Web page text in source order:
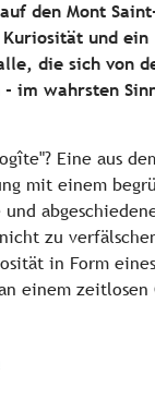
den Mont
und ein
die sich von
im wahrsten
Eine aus
mit einem
zu
in Form
einem zeitlosen